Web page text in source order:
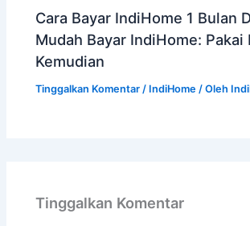
Cara Bayar IndiHome 1 Bulan
Mudah Bayar IndiHome: Pakai
Kemudian
Tinggalkan Komentar / IndiHome / Oleh
Tinggalkan Komentar